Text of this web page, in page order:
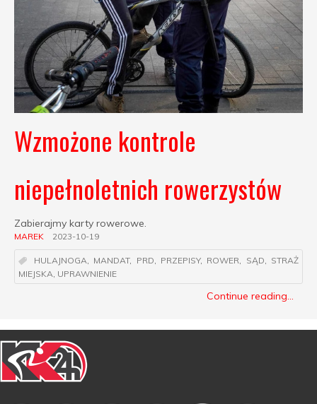
Wzmożone kontrole
niepełnoletnich rowerzystów
Zabierajmy karty rowerowe.
MAREK 2023-10-19
HULAJNOGA, MANDAT, PRD, PRZEPISY, ROWER, SĄD, STRAŻ
MIEJSKA, UPRAWNIENIE
Continue reading...